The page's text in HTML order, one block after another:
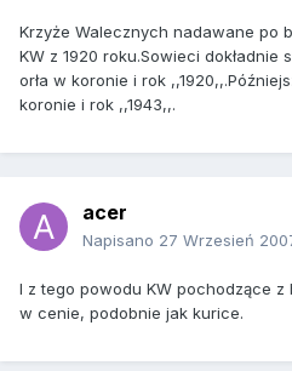
Krzyże Walecznych nadawane po
KW z 1920 roku.Sowieci dokładnie
orła w koronie i rok
koronie i rok ,,1943,,.
acer
Napisano 27 Wrzesień
I z tego powodu KW pochodzące
w cenie, podobnie jak kurice.